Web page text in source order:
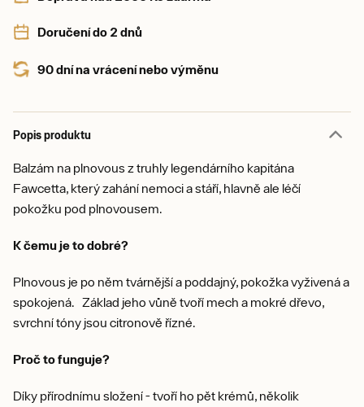
Doručení do 2 dnů
90 dní na vrácení nebo výměnu
Popis produktu
Balzám na plnovous z truhly legendárního kapitána
Fawcetta, který zahání nemoci a stáří, hlavně ale léčí
pokožku pod plnovousem.
K čemu je to dobré?
Plnovous je po něm tvárnější a poddajný, pokožka vyživená a
spokojená. Základ jeho vůně tvoří mech a mokré dřevo,
svrchní tóny jsou citronově řízné.
Proč to funguje?
Díky přírodnímu složení - tvoří ho pět krémů, několik